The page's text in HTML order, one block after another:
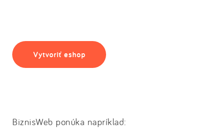
Vytvoriť eshop
BiznisWeb ponúka napríklad: